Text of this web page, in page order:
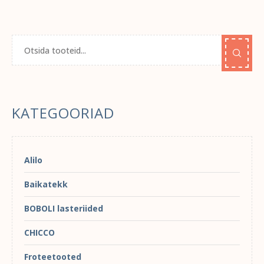
KATEGOORIAD
Alilo
Baikatekk
BOBOLI lasteriided
CHICCO
Froteetooted